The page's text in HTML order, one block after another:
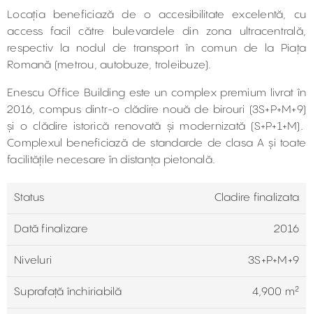
Locația beneficiază de o accesibilitate excelentă, cu
access facil către bulevardele din zona ultracentrală,
respectiv la nodul de transport în comun de la Piața
Romană (metrou, autobuze, troleibuze).
Enescu Office Building este un complex premium livrat în
2016, compus dintr-o clădire nouă de birouri (3S+P+M+9)
și o clădire istorică renovată și modernizată (S+P+1+M).
Complexul beneficiază de standarde de clasa A și toate
facilitățile necesare în distanța pietonală.
Status Cladire finalizata
Dată finalizare 2016
Niveluri 3S+P+M+9
Suprafață închiriabilă 4,900 m²